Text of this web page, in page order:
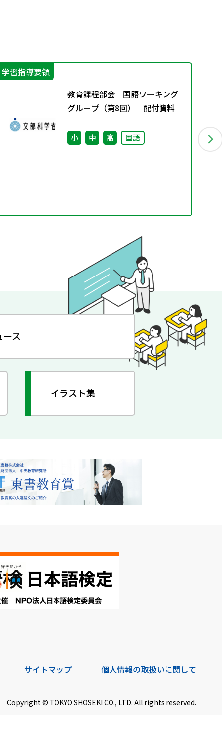
学習指導要領
教育課程部会 国語ワーキング
グループ（第8回） 配付資料
小 中 高 国語
ース
イラスト集
サイトマップ 個人情報の取扱いに関して
Copyright © TOKYO SHOSEKI CO., LTD. All rights reserved.